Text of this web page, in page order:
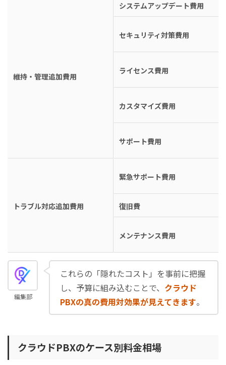
維持・管理追加費用
システムアップデート費用
セキュリティ対策費用
ライセンス費用
カスタマイズ費用
サポート費用
トラブル対応追加費用
緊急サポート費用
復旧費
メンテナンス費用
編集部
これらの「隠れたコスト」を事前に把握
し、予算に組み込むことで、 クラウド
PBXの真の費用対効果が見えてきます。
クラウドPBXのケース別料金相場